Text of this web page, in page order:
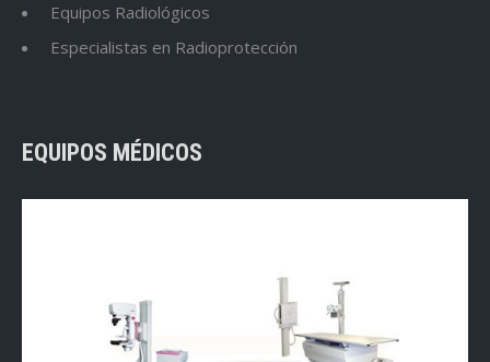
Equipos Radiológicos
Especialistas en Radioprotección
EQUIPOS MÉDICOS